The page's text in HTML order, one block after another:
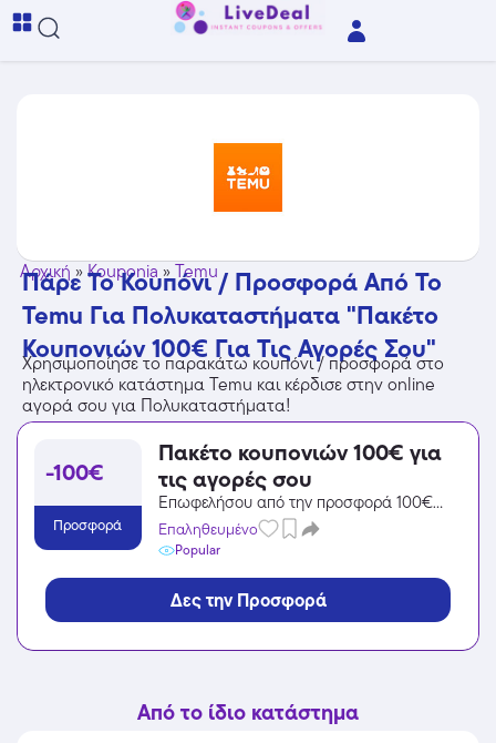
Αρχική »Kouponia »Temu
Πάρε Το Κουπόνι / Προσφορά Από Το
Temu Για Πολυκαταστήματα "Πακέτο
Κουπονιών 100€ Για Τις Αγορές Σου"
Χρησιμοποίησε το παρακάτω κουπόνι / προσφορά στο
ηλεκτρονικό κατάστημα Temu και κέρδισε στην online
αγορά σου για Πολυκαταστήματα!
-100€
Προσφορά
Πακέτο κουπονιών 100€ για
τις αγορές σου
Επωφελήσου από την προσφορά 100€
του Temu στην κατηγορία
Πολυκαταστήματα και κέρδισε από τις
εκπτώσεις!
Επαληθευμένο
Popular
Δες την Προσφορά
Από το ίδιο κατάστημα